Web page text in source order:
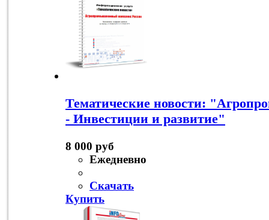
Тематические новости:
- Инвестиции и развитие"
8 000 руб
Ежедневно
Скачать
Купить